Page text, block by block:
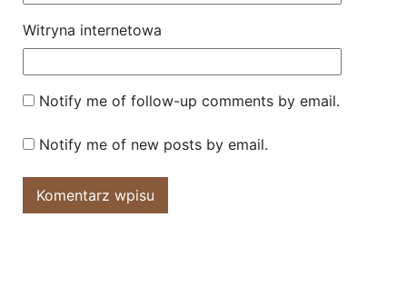
Witryna internetowa
Notify me of follow-up comments by email.
Notify me of new posts by email.